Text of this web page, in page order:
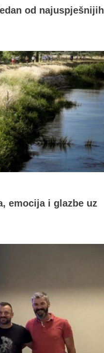
od najuspješnijih
emocija i glazbe uz